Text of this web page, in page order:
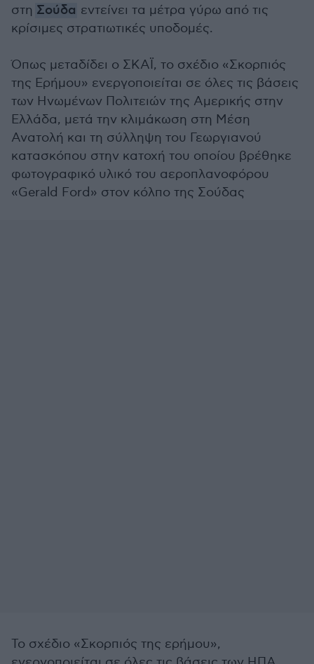
στη Σούδα εντείνει τα μέτρα γύρω από τις
κρίσιμες στρατιωτικές υποδομές.
Όπως μεταδίδει ο ΣΚΑΪ, το σχέδιο «Σκορπιός
της Ερήμου» ενεργοποιείται σε όλες τις βάσεις
των Ηνωμένων Πολιτειών της Αμερικής στην
Ελλάδα, μετά την κλιμάκωση στη Μέση
Ανατολή και τη σύλληψη του Γεωργιανού
κατασκόπου στην κατοχή του οποίου βρέθηκε
φωτογραφικό υλικό του αεροπλανοφόρου
«Gerald Ford» στον κόλπο της Σούδας
Το σχέδιο «Σκορπιός της ερήμου»,